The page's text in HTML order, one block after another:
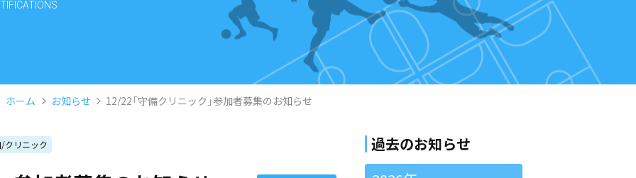
ホーム お知らせ 12/22「守備クリニック」参加者募集のお知らせ
クリニック
過去のお知らせ